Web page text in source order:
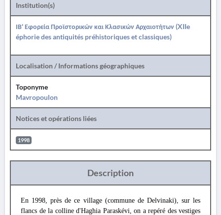
Institution(s)
ΙΒ' Εφορεία Προϊστορικών και Κλασικών Αρχαιοτήτων (XIIe
éphorie des antiquités préhistoriques et classiques)
Localisation / Informations géographiques
Toponyme
Mavropoulon
Notices et opérations liées
1998
Description
En 1998, près de ce village (commune de Delvinaki), sur les
flancs de la colline d'Haghia Paraskévi, on a repéré des vestiges